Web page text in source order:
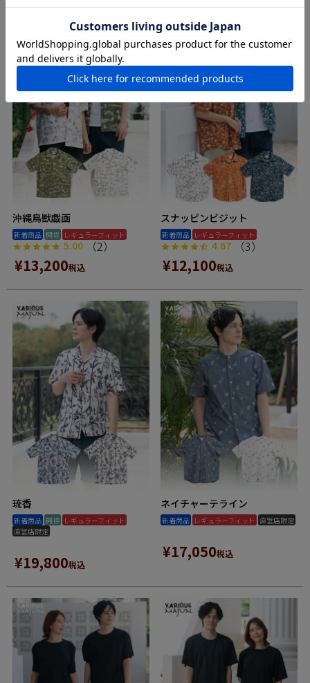
沖縄鳥獣戯画
新着商品 開襟 レギュラーフィット
5.00 （2）
¥13,200税込
スナッピンビジット
新着商品 レギュラーフィット
4.67 （3）
¥12,100税込
琉香
新着商品 開襟 レギュラーフィット
直営店限定
¥19,800税込
ネイチャーテライン
新着商品 レギュラーフィット 直営店限定
¥17,050税込